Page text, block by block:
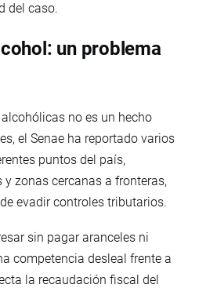
del caso.
un problema
no es un hecho
el Senae ha reportado varios
puntos del país,
zonas cercanas a fronteras,
evadir controles tributarios.
sin pagar aranceles ni
competencia desleal frente a
la recaudación fiscal del